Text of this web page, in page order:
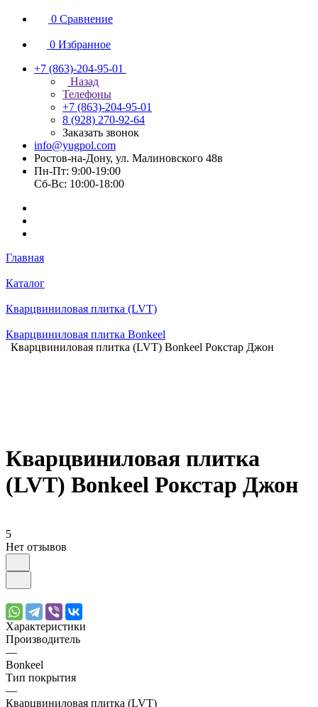
0 Сравнение
0 Избранное
+7 (863)-204-95-01
Назад
Телефоны
+7 (863)-204-95-01
8 (928) 270-92-64
Заказать звонок
info@yugpol.com
Ростов-на-Дону, ул. Малиновского 48в
Пн-Пт: 9:00-19:00
Cб-Вс: 10:00-18:00
Главная
Каталог
Кварцвиниловая плитка (LVT)
Кварцвиниловая плитка Bonkeel
Кварцвиниловая плитка (LVT) Bonkeel Рокстар Джон
Кварцвиниловая плитка
(LVT) Bonkeel Рокстар Джон
5
Нет отзывов
Характеристики
Производитель
—
Bonkeel
Тип покрытия
—
Кварцвиниловая плитка (LVT)